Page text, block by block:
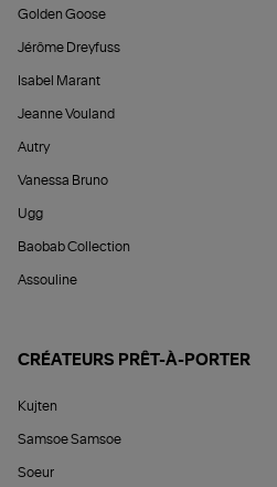
Golden Goose
Jérôme Dreyfuss
Isabel Marant
Jeanne Vouland
Autry
Vanessa Bruno
Ugg
Baobab Collection
Assouline
CRÉATEURS PRÊT-À-PORTER
Kujten
Samsoe Samsoe
Soeur